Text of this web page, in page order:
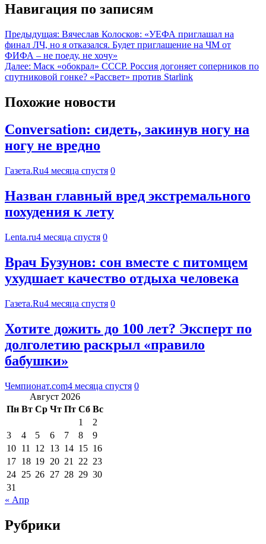
Навигация по записям
Предыдущая: Вячеслав Колосков: «УЕФА приглашал на
финал ЛЧ, но я отказался. Будет приглашение на ЧМ от
ФИФА – не поеду, не хочу»
Далее: Маск «обокрал» СССР. Россия догоняет соперников по
спутниковой гонке? «Рассвет» против Starlink
Похожие новости
Conversation: сидеть, закинув ногу на
ногу не вредно
Газета.Ru4 месяца спустя 0
Назван главный вред экстремального
похудения к лету
Lenta.ru4 месяца спустя 0
Врач Бузунов: сон вместе с питомцем
ухудшает качество отдыха человека
Газета.Ru4 месяца спустя 0
Хотите дожить до 100 лет? Эксперт по
долголетию раскрыл «правило
бабушки»
Чемпионат.com4 месяца спустя 0
Август 2026
Пн Вт Ср Чт Пт Сб Вс
1
2
3
4 5 6 7 8
9
10 11 12 13 14 15 16
17 18 19 20 21 22 23
24 25 26 27 28 29 30
31
« Апр
Рубрики